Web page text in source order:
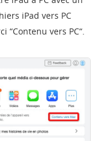
iPad vers PC
“Contenu vers PC“.